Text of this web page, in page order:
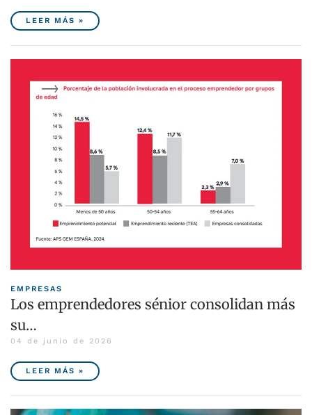
LEER MÁS »
EMPRESAS
Los emprendedores sénior consolidan más
su…
04 de junio de 2026
LEER MÁS »